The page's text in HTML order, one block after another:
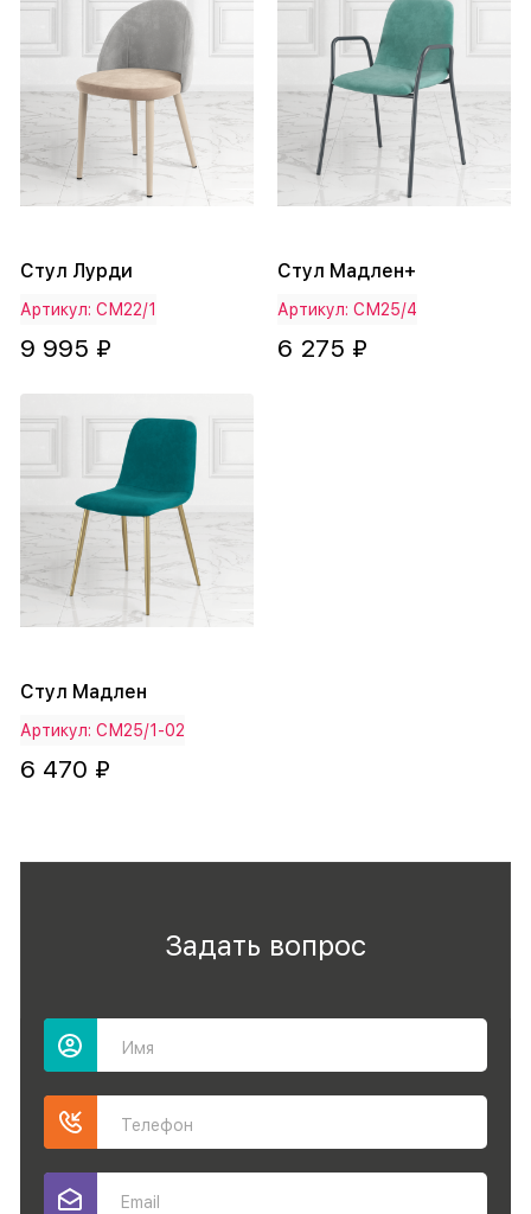
Стул Лурди
Артикул: СМ22/1
9 995 ₽
Стул Мадлен+
Артикул: СМ25/4
6 275 ₽
Стул Мадлен
Артикул: СМ25/1-02
6 470 ₽
Задать вопрос
Имя
Телефон
Email